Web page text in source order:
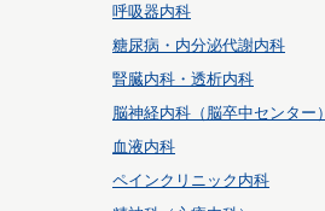
呼吸器内科
糖尿病・内分泌代謝内科
腎臓内科・透析内科
脳神経内科（脳卒中センター）
血液内科
ペインクリニック内科